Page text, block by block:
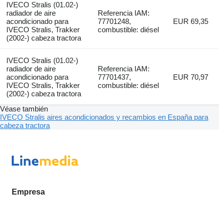
IVECO Stralis (01.02-)
radiador de aire
acondicionado para
IVECO Stralis, Trakker
(2002-) cabeza tractora
Referencia IAM:
77701248,
combustible: diésel
EUR 69,35
IVECO Stralis (01.02-)
radiador de aire
acondicionado para
IVECO Stralis, Trakker
(2002-) cabeza tractora
Referencia IAM:
77701437,
combustible: diésel
EUR 70,97
Véase también
IVECO Stralis aires acondicionados y recambios en España para
cabeza tractora
Empresa